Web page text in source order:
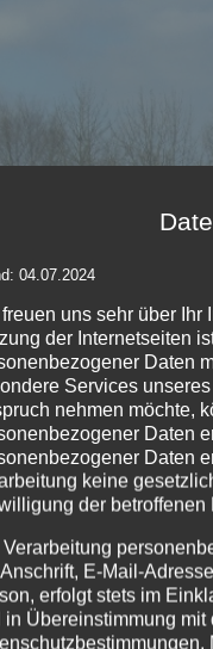
04.07.2024
uns sehr über Ihr
der Internetseiten
Daten
Services
nehmen möchte,
Daten
Daten
keine
der betroffenen
Verarbeitung
E-Mail-
erfolgt stets im
in Übereinstimmung